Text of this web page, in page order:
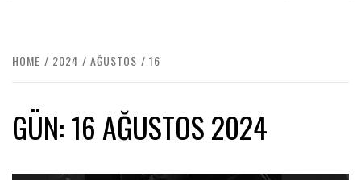
HOME 2024 AĞUSTOS 16
GÜN:16 AĞUSTOS 2024